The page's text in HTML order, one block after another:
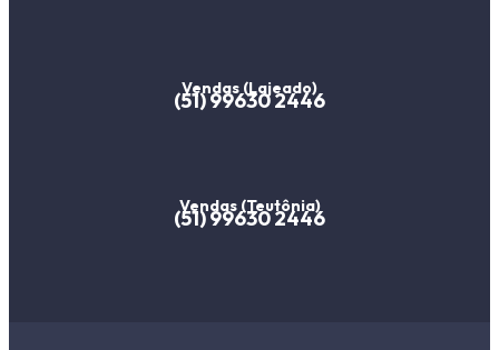
Vendas (Lajeado)
(51) 99630 2446
Vendas (Teutônia)
(51) 99630 2446